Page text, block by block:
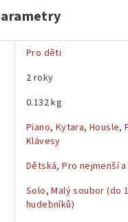
Pro děti
2 roky
0.132 kg
Piano, Kytara,Housle,
Klávesy
Dětská,Pro nejmenší a
Solo,Malý soubor (do
hudebníků)